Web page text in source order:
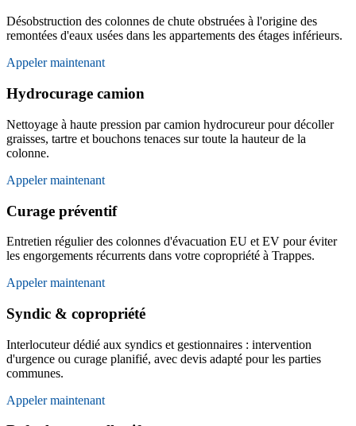
Désobstruction des colonnes de chute obstruées à l'origine des
remontées d'eaux usées dans les appartements des étages inférieurs.
Appeler maintenant
Hydrocurage camion
Nettoyage à haute pression par camion hydrocureur pour décoller
graisses, tartre et bouchons tenaces sur toute la hauteur de la
colonne.
Appeler maintenant
Curage préventif
Entretien régulier des colonnes d'évacuation EU et EV pour éviter
les engorgements récurrents dans votre copropriété à Trappes.
Appeler maintenant
Syndic & copropriété
Interlocuteur dédié aux syndics et gestionnaires : intervention
d'urgence ou curage planifié, avec devis adapté pour les parties
communes.
Appeler maintenant